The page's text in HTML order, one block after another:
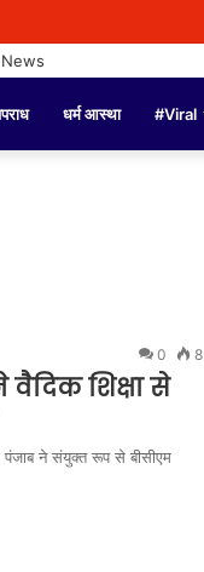
धर्म आस्था #Viral
0 8
शिक्षा से
ने संयुक्त रूप से बीसीएम